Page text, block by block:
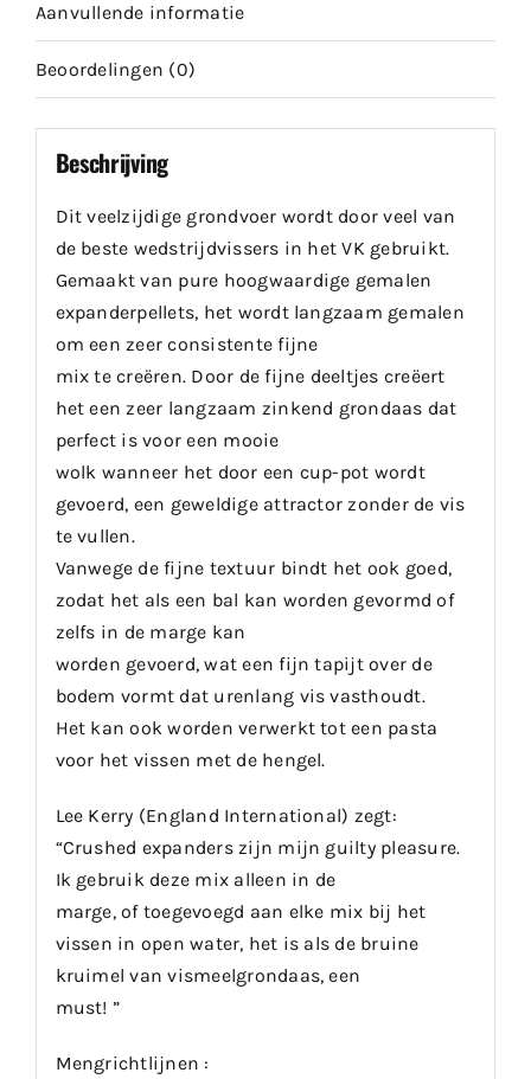
Aanvullende informatie
Beoordelingen (0)
Beschrijving
Dit veelzijdige grondvoer wordt door veel van
de beste wedstrijdvissers in het VK gebruikt.
Gemaakt van pure hoogwaardige gemalen
expanderpellets, het wordt langzaam gemalen
om een zeer consistente fijne
mix te creëren. Door de fijne deeltjes creëert
het een zeer langzaam zinkend grondaas dat
perfect is voor een mooie
wolk wanneer het door een cup-pot wordt
gevoerd, een geweldige attractor zonder de vis
te vullen.
Vanwege de fijne textuur bindt het ook goed,
zodat het als een bal kan worden gevormd of
zelfs in de marge kan
worden gevoerd, wat een fijn tapijt over de
bodem vormt dat urenlang vis vasthoudt.
Het kan ook worden verwerkt tot een pasta
voor het vissen met de hengel.
Lee Kerry (England International) zegt:
“Crushed expanders zijn mijn guilty pleasure.
Ik gebruik deze mix alleen in de
marge, of toegevoegd aan elke mix bij het
vissen in open water, het is als de bruine
kruimel van vismeelgrondaas, een
must! ”
Mengrichtlijnen :